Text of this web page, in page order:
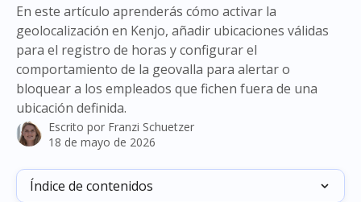
En este artículo aprenderás cómo activar la
geolocalización en Kenjo, añadir ubicaciones válidas
para el registro de horas y configurar el
comportamiento de la geovalla para alertar o
bloquear a los empleados que fichen fuera de una
ubicación definida.
Escrito por Franzi Schuetzer
18 de mayo de 2026
Índice de contenidos